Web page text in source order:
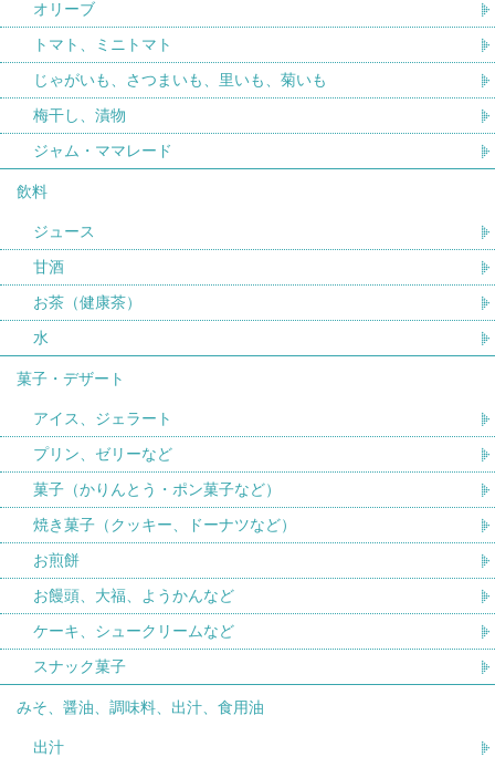
オリーブ
トマト、ミニトマト
じゃがいも、さつまいも、里いも、菊いも
梅干し、漬物
ジャム・ママレード
飲料
ジュース
甘酒
お茶（健康茶）
水
菓子・デザート
アイス、ジェラート
プリン、ゼリーなど
菓子（かりんとう・ポン菓子など）
焼き菓子（クッキー、ドーナツなど）
お煎餅
お饅頭、大福、ようかんなど
ケーキ、シュークリームなど
スナック菓子
みそ、醤油、調味料、出汁、食用油
出汁